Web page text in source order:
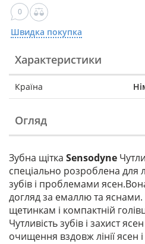
0
Швидка покупка
Характеристики
Країна
Огляд
Зубна щітка Sensodyne
спеціально розроблена для
зубів і проблемами
догляд за емаллю та
щетинкам і компактній
Чутливість зубів і захист
очищення вздовж лінії ясен